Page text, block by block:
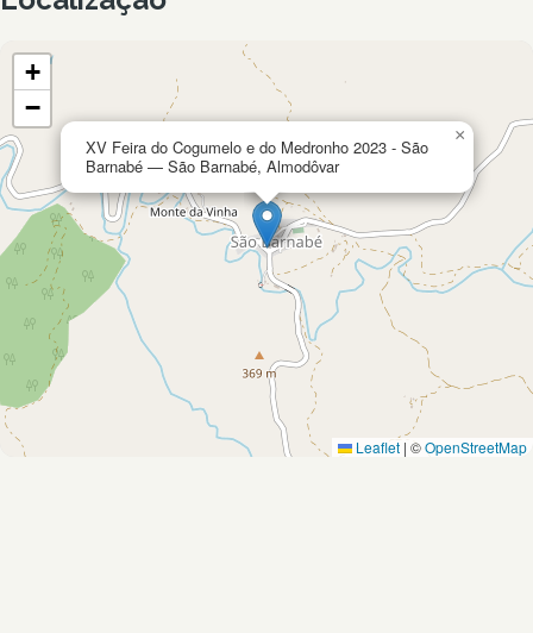
XV Feira do Cogumelo e do Medronho 2023 - São
Barnabé — São Barnabé, Almodôvar
×
+
−
Leaflet | ©OpenStreetMap